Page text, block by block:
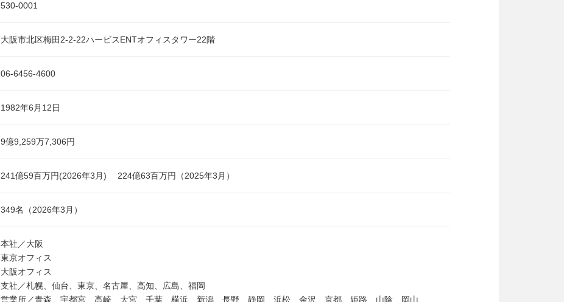
530-0001
大阪市北区梅田2-2-22ハービスENTオフィスタワー22階
06-6456-4600
1982年6月12日
9億9,259万7,306円
241億59百万円(2026年3月) 224億63百万円（2025年3月）
349名（2026年3月）
本社／大阪
東京オフィス
大阪オフィス
支社／札幌、仙台、東京、名古屋、高知、広島、福岡
営業所／青森、宇都宮、高崎、大宮、千葉、横浜、新潟、長野、静岡、浜松、金沢、京都、姫路、山陰、岡山、